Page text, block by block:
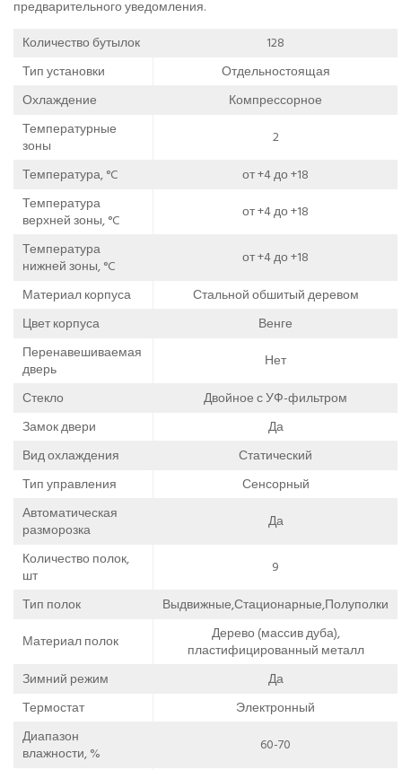
предварительного уведомления.
Количество бутылок
128
Тип установки
Отдельностоящая
Охлаждение
Компрессорное
Температурные
зоны
2
Температура, °C
от +4 до +18
Температура
верхней зоны, °C
от +4 до +18
Температура
нижней зоны, °C
от +4 до +18
Материал корпуса
Стальной обшитый деревом
Цвет корпуса
Венге
Перенавешиваемая
дверь
Нет
Стекло
Двойное с УФ-фильтром
Замок двери
Да
Вид охлаждения
Статический
Тип управления
Сенсорный
Автоматическая
разморозка
Да
Количество полок,
шт
9
Тип полок
Выдвижные,Стационарные,Полуполки
Материал полок
Дерево (массив дуба),
пластифицированный металл
Зимний режим
Да
Термостат
Электронный
Диапазон
влажности, %
60-70